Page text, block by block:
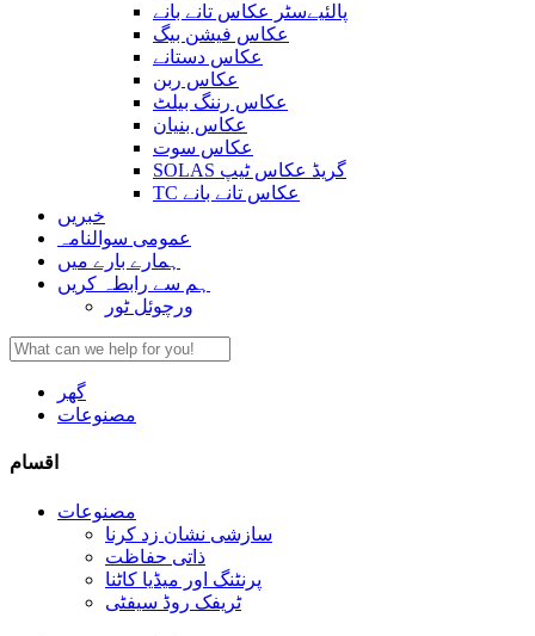
پالئیےسٹر عکاس تانے بانے
عکاس فیشن بیگ
عکاس دستانے
عکاس ربن
عکاس رننگ بیلٹ
عکاس بنیان
عکاس سوت
SOLAS گریڈ عکاس ٹیپ
TC عکاس تانے بانے
خبریں
عمومی سوالنامہ
ہمارے بارے میں
ہم سے رابطہ کریں
ورچوئل ٹور
گھر
مصنوعات
اقسام
مصنوعات
سازشی نشان زد کرنا
ذاتی حفاظت
پرنٹنگ اور میڈیا کاٹنا
ٹریفک روڈ سیفٹی